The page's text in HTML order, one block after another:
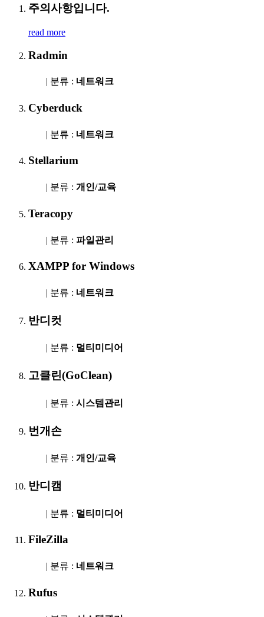
주의사항입니다.
read more
Radmin
| 분류 : 네트워크
Cyberduck
| 분류 : 네트워크
Stellarium
| 분류 : 개인/교육
Teracopy
| 분류 : 파일관리
XAMPP for Windows
| 분류 : 네트워크
반디컷
| 분류 : 멀티미디어
고클린(GoClean)
| 분류 : 시스템관리
번개손
| 분류 : 개인/교육
반디캠
| 분류 : 멀티미디어
FileZilla
| 분류 : 네트워크
Rufus